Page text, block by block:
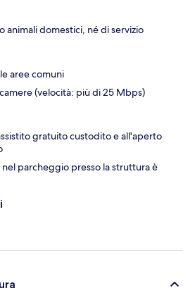
animali domestici, né di servizio
aree comuni
(velocità: più di 25 Mbps)
gratuito custodito e all'aperto
parcheggio presso la struttura è